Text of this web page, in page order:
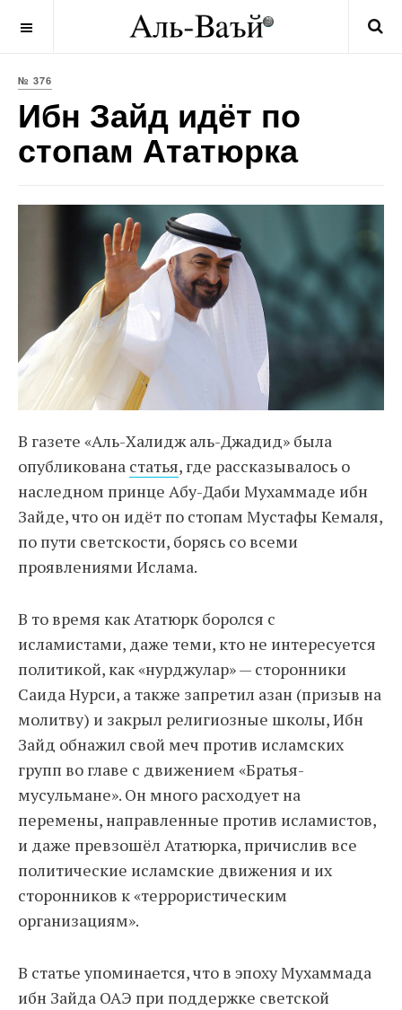
№ 376
Ибн Зайд идёт по
стопам Ататюрка
В газете «Аль-Халидж аль-Джадид» была
опубликована статья, где рассказывалось о
наследном принце Абу-Даби Мухаммаде ибн
Зайде, что он идёт по стопам Мустафы Кемаля,
по пути светскости, борясь со всеми
проявлениями Ислама.
В то время как Ататюрк боролся с
исламистами, даже теми, кто не интересуется
политикой, как «нурджулар» — сторонники
Саида Нурси, а также запретил азан (призыв на
молитву) и закрыл религиозные школы, Ибн
Зайд обнажил свой меч против исламских
групп во главе с движением «Братья-
мусульмане». Он много расходует на
перемены, направленные против исламистов,
и даже превзошёл Ататюрка, причислив все
политические исламские движения и их
сторонников к «террористическим
организациям».
В статье упоминается, что в эпоху Мухаммада
ибн Зайда ОАЭ при поддержке светской